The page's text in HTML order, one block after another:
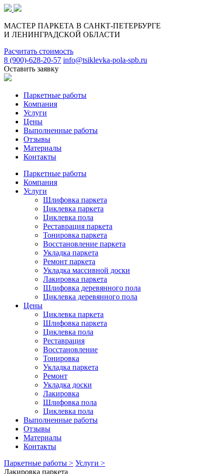
МАСТЕР ПАРКЕТА В САНКТ-ПЕТЕРБУРГЕ
И ЛЕНИНГРАДСКОЙ ОБЛАСТИ
Расчитать стоимость
8 (900)-628-20-57 info@tsiklevka-pola-spb.ru
Оставить заявку
Паркетные работы
Компания
Услуги
Цены
Выполненные работы
Отзывы
Материалы
Контакты
Паркетные работы
Компания
Услуги
Шлифовка паркета
Циклевка паркета
Циклевка пола
Реставрация паркета
Тонировка паркета
Восстановление паркета
Укладка паркета
Ремонт паркета
Укладка массивной доски
Лакировка паркета
Шлифовка деревянного пола
Циклевка деревянного пола
Цены
Циклевка паркета
Шлифовка паркета
Циклевка пола
Реставрация
Восстановление
Тонировка
Укладка паркета
Ремонт
Укладка доски
Лакировка
Шлифовка пола
Циклевка пола
Выполненные работы
Отзывы
Материалы
Контакты
Паркетные работы > Услуги >
Лакировка паркета